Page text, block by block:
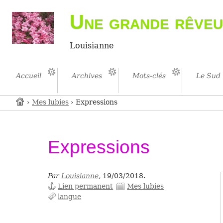
Une grande
Louisianne
Accueil Archives Mots-clés Le Sud
› Mes lubies › Expressions
Expressions
Par Louisianne, 19/03/2018.
Lien permanent
Mes lubies
langue